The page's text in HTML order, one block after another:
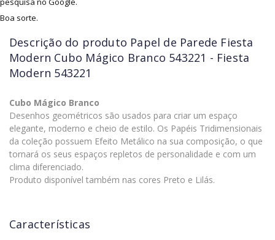
Boa sorte.
Descrição do produto Papel de Parede Fiesta
Modern Cubo Mágico Branco 543221 - Fiesta
Modern 543221
Cubo Mágico Branco
Desenhos geométricos são usados para criar um espaço
elegante, moderno e cheio de estilo. Os Papéis Tridimensionais
da coleção possuem Efeito Metálico na sua composição, o que
tornará os seus espaços repletos de personalidade e com um
clima diferenciado.
Produto disponível também nas cores Preto e Lilás.
Características